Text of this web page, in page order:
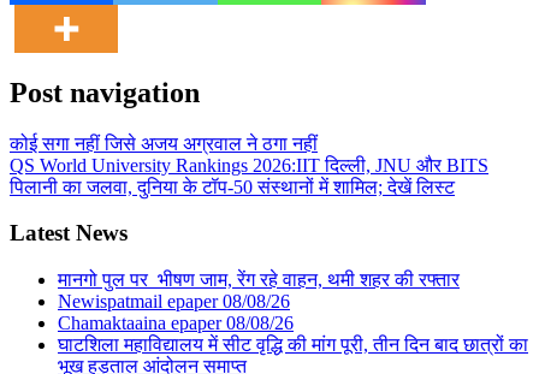
Post navigation
कोई सगा नहीं जिसे अजय अग्रवाल ने ठगा नहीं
QS World University Rankings 2026:IIT दिल्ली, JNU और BITS
पिलानी का जलवा, दुनिया के टॉप-50 संस्थानों में शामिल; देखें लिस्ट
Latest News
मानगो पुल पर भीषण जाम, रेंग रहे वाहन, थमी शहर की रफ्तार
Newispatmail epaper 08/08/26
Chamaktaaina epaper 08/08/26
घाटशिला महाविद्यालय में सीट वृद्धि की मांग पूरी, तीन दिन बाद छात्रों का
भूख हड़ताल आंदोलन समाप्त